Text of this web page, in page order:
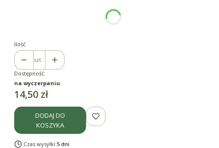
Poszczególne warianty mogą różnić się ceną
Ilość
szt.
Dostępność:
na wyczerpaniu
Cena
14,50 zł
DODAJ DO
KOSZYKA
Czas wysyłki:5 dni